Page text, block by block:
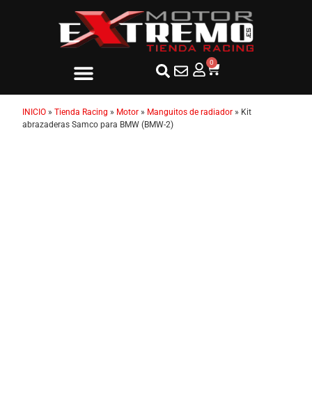
0
INICIO » Tienda Racing » Motor » Manguitos de radiador » Kit
abrazaderas Samco para BMW (BMW-2)